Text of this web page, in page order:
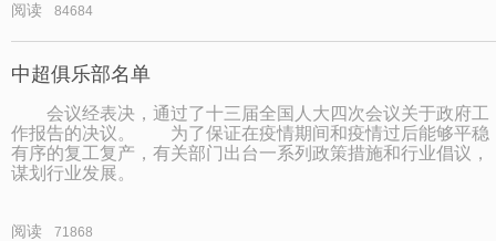
阅读 84684
中超俱乐部名单
会议经表决，通过了十三届全国人大四次会议关于政府工
作报告的决议。 为了保证在疫情期间和疫情过后能够平稳
有序的复工复产，有关部门出台一系列政策措施和行业倡议，
谋划行业发展。
阅读 71868